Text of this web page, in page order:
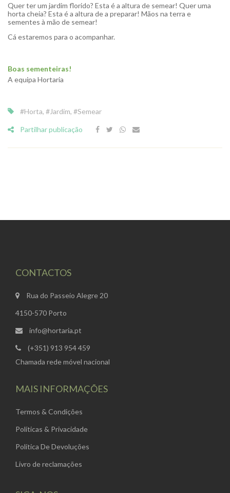
Quer ter um jardim florido? Esta é a altura de semear! Quer uma
horta cheia? Esta é a altura de a preparar! Mãos na terra e
sementes à mão de semear!
Cá estaremos para o acompanhar.
Boas sementeiras!
A equipa Hortaria
#Horta, #Jardim, #Semear
Partilhar publicação
CONTACTOS
Rua do Passeio Alegre 20
4150-570 Porto
info@hortaria.pt
(+351) 913 954 459
Chamada rede móvel nacional
MAIS INFORMAÇÕES
Termos & Condições
Políticas & Privacidade
Política De Devoluções
Livro de reclamações